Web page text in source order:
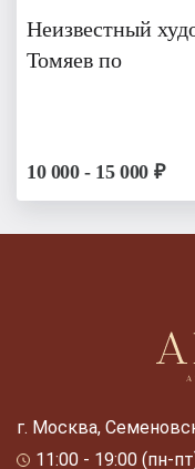
Неизвестный
Томяев по
10 000 - 15 000 ₽
г. Москва,
11:00 - 19:00 (пн-